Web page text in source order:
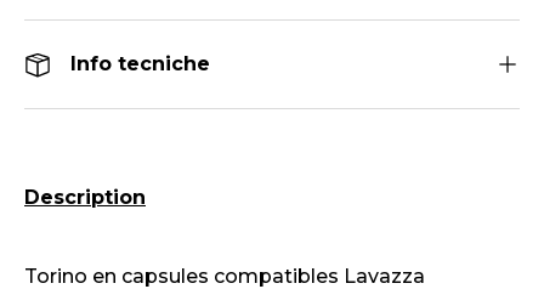
Info tecniche
Description
Torino en capsules compatibles Lavazza